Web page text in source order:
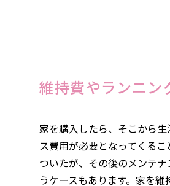
維持費やランニン
家を購入したら、そこから
ス費用が必要となってくる
ついたが、その後のメンテ
うケースもあります。家を